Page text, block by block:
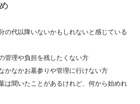
代以降いないかもしれないと感じている
理や負担を残したくない方
なかお墓参りや管理に行けない方
聞いたことがあるけれど、何から始めれ